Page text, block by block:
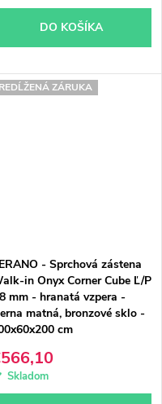
DO KOŠÍKA
ZÁRUKA
- Sprchová zástena
in Onyx Corner Cube Ľ/P
mm - hranatá vzpera -
matná, bronzové sklo -
cm
Skladom